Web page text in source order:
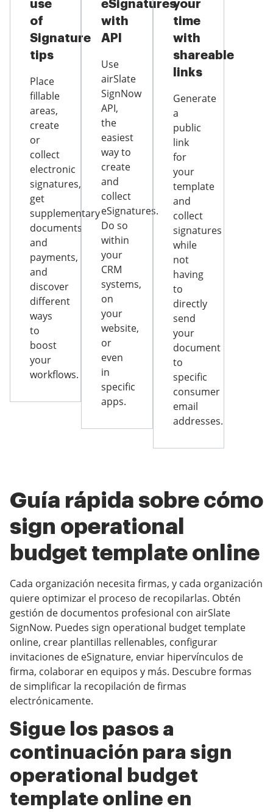
use
of
Signature
tips
Place
fillable
areas,
create
or
collect
electronic
signatures,
get
supplementary
documents
and
payments,
and
discover
different
ways
to
boost
your
workflows.
eSignatures
with
API
Use
airSlate
SignNow
API,
the
easiest
way to
create
and
collect
eSignatures.
Do so
within
your
CRM
systems,
on
your
website,
or
even
in
specific
apps.
your
time
with
shareable
links
Generate
a
public
link
for
your
template
and
collect
signatures
while
not
having
to
directly
send
your
document
to
specific
consumer
email
addresses.
Guía rápida sobre cómo
sign operational
budget template online
Cada organización necesita firmas, y cada organización
quiere optimizar el proceso de recopilarlas. Obtén
gestión de documentos profesional con airSlate
SignNow. Puedes sign operational budget template
online, crear plantillas rellenables, configurar
invitaciones de eSignature, enviar hipervínculos de
firma, colaborar en equipos y más. Descubre formas
de simplificar la recopilación de firmas
electrónicamente.
Sigue los pasos a
continuación para sign
operational budget
template online en